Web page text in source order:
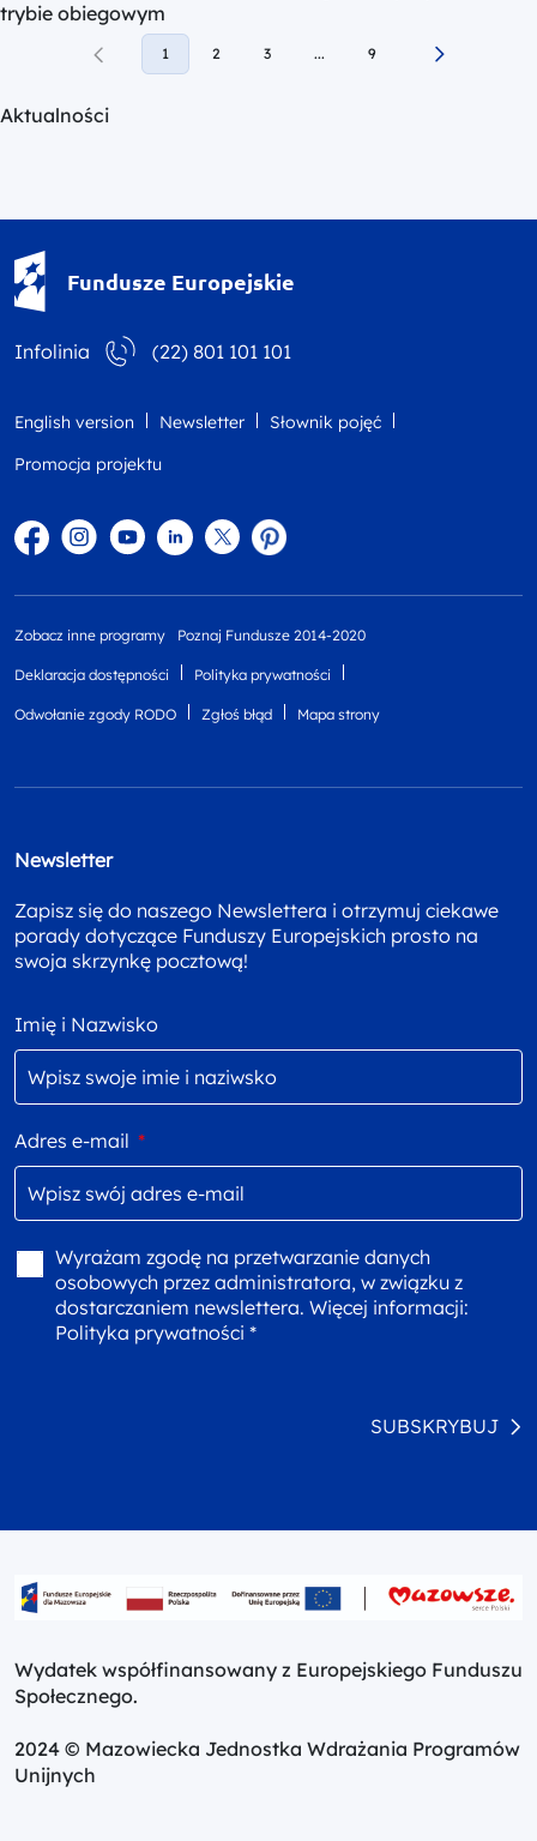
trybie obiegowym
1 2 3 ... 9
Aktualności
Fundusze Europejskie
Infolinia (22) 801 101 101
English version Newsletter
Słownik pojęć
Promocja projektu
FacebookInstagram
YouTubeLinkedintwitterPinterest
Zobacz inne programy Poznaj Fundusze 2014-2020
Deklaracja dostępności Polityka prywatności
Odwołanie zgody RODO Zgłoś błąd Mapa strony
Newsletter
Zapisz się do naszego Newslettera i otrzymuj ciekawe
porady dotyczące Funduszy Europejskich prosto na
swoja skrzynkę pocztową!
Imię i Nazwisko
Adres e-mail *
Wyrażam zgodę na przetwarzanie danych
osobowych przez administratora, w związku z
dostarczaniem newslettera. Więcej informacji:
Polityka prywatności *
SUBSKRYBUJ
Wydatek współfinansowany z Europejskiego Funduszu
Społecznego.
2024 © Mazowiecka Jednostka Wdrażania Programów
Unijnych